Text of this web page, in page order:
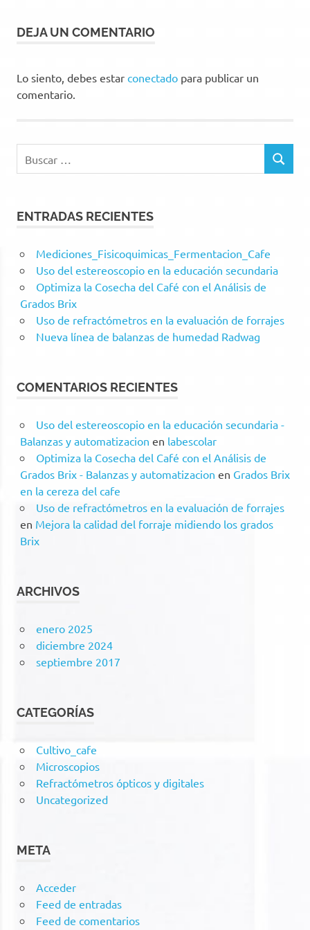
DEJA UN COMENTARIO
Lo siento, debes estar conectado para publicar un
comentario.
BUSCAR
ENTRADAS RECIENTES
Mediciones_Fisicoquimicas_Fermentacion_Cafe
Uso del estereoscopio en la educación secundaria
Optimiza la Cosecha del Café con el Análisis de
Grados Brix
Uso de refractómetros en la evaluación de forrajes
Nueva línea de balanzas de humedad Radwag
COMENTARIOS RECIENTES
Uso del estereoscopio en la educación secundaria -
Balanzas y automatizacion en labescolar
Optimiza la Cosecha del Café con el Análisis de
Grados Brix - Balanzas y automatizacion en Grados Brix
en la cereza del cafe
Uso de refractómetros en la evaluación de forrajes
en Mejora la calidad del forraje midiendo los grados
Brix
ARCHIVOS
enero 2025
diciembre 2024
septiembre 2017
CATEGORÍAS
Cultivo_cafe
Microscopios
Refractómetros ópticos y digitales
Uncategorized
META
Acceder
Feed de entradas
Feed de comentarios